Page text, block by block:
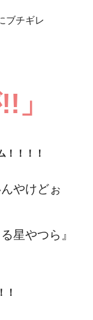
」
！！！！
やけどぉ
星やつら』
！